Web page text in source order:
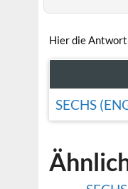
Hier die Antwort
SECHS